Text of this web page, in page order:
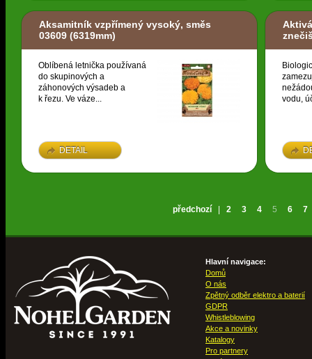
Aksamitník vzpřímený vysoký, směs
03609 (6319mm)
Oblíbená letnička používaná
do skupinových a
záhonových výsadeb a
k řezu. Ve váze...
DETAIL
vodu,
předchozí 2 3 4 5 6 7
Hlavní navigace:
Domů
O nás
Zpětný odběr elektro a baterií
GDPR
Whistleblowing
Akce a novinky
Katalogy
Pro partnery